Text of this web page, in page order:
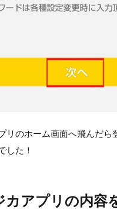
リのホーム画面へ飛んだら
した！
カアプリの内容